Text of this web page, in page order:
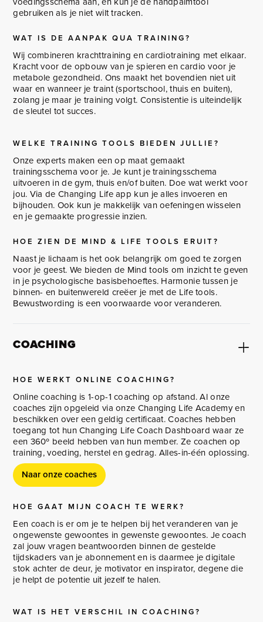
gebruiken als je niet wilt tracken.
WAT IS DE AANPAK QUA TRAINING?
Wij combineren krachttraining en cardiotraining met elkaar.
Kracht voor de opbouw van je spieren en cardio voor je
metabole gezondheid. Ons maakt het bovendien niet uit
waar en wanneer je traint (sportschool, thuis en buiten),
zolang je maar je training volgt. Consistentie is uiteindelijk
de sleutel tot succes.
WELKE TRAINING TOOLS BIEDEN JULLIE?
Onze experts maken een op maat gemaakt
trainingsschema voor je. Je kunt je trainingsschema
uitvoeren in de gym, thuis en/of buiten. Doe wat werkt voor
jou. Via de Changing Life app kun je alles invoeren en
bijhouden. Ook kun je makkelijk van oefeningen wisselen
en je gemaakte progressie inzien.
HOE ZIEN DE MIND & LIFE TOOLS ERUIT?
Naast je lichaam is het ook belangrijk om goed te zorgen
voor je geest. We bieden de Mind tools om inzicht te geven
in je psychologische basisbehoeftes. Harmonie tussen je
binnen- en buitenwereld creëer je met de Life tools.
Bewustwording is een voorwaarde voor veranderen.
COACHING
HOE WERKT ONLINE COACHING?
Online coaching is 1-op-1 coaching op afstand. Al onze
coaches zijn opgeleid via onze Changing Life Academy en
beschikken over een geldig certificaat. Coaches hebben
toegang tot hun Changing Life Coach Dashboard waar ze
een 360º beeld hebben van hun member. Ze coachen op
training, voeding, herstel en gedrag. Alles-in-één oplossing.
Naar onze coaches
HOE GAAT MIJN COACH TE WERK?
Een coach is er om je te helpen bij het veranderen van je
ongewenste gewoontes in gewenste gewoontes. Je coach
zal jouw vragen beantwoorden binnen de gestelde
tijdskaders van je abonnement en is daarmee je digitale
stok achter de deur, je motivator en inspirator, degene die
je helpt de potentie uit jezelf te halen.
WAT IS HET VERSCHIL IN COACHING?